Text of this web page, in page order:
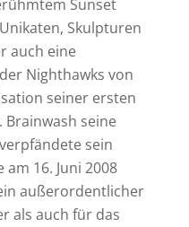
Sunset
Skulpturen
auch eine
Nighthawks von
seiner ersten
seine
sein
16. Juni 2008
außerordentlicher
als auch für das